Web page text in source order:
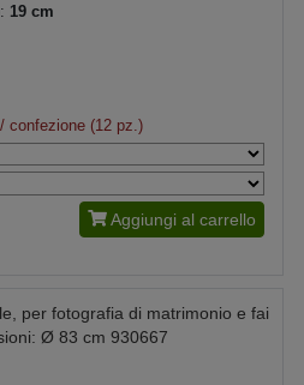
19 cm
confezione (12 pz.)
Aggiungi al carrello
per fotografia di matrimonio e fai
Ø 83 cm 930667